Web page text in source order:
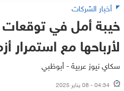
أخبار الشركات
خيبة أمل في
لأرباحها مع استمرار
سكاي نيوز عربية - أبوظبي
04:34 - 08 يناير 2025